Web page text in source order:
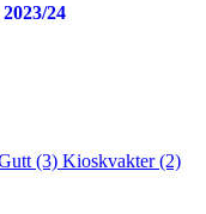
24
(3) Kioskvakter (2)